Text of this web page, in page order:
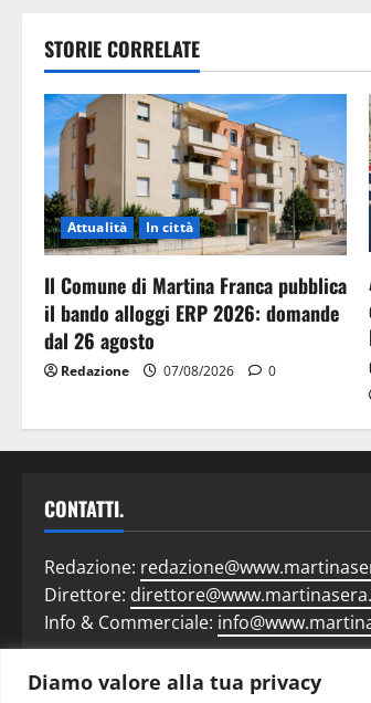
Diamo valore alla tua privacy
STORIE CORRELATE
Attualità In città
Il Comune di Martina Franca pubblica
il bando alloggi ERP 2026: domande
dal 26 agosto
Redazione 07/08/2026 0
CONTATTI.
Redazione:
Direttore:
Info & Commerciale: